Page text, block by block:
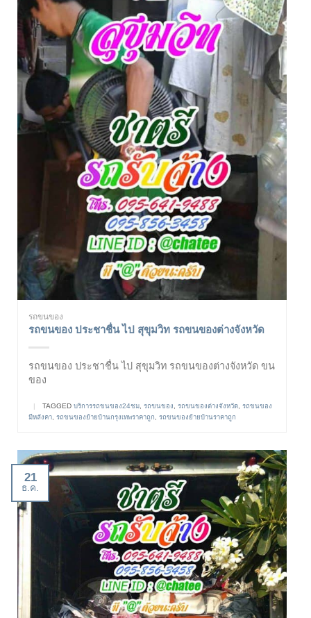
รถขนของ
รถขนของ ประชาชื่น ไป สุขุมวิท รถขนของต่างจังหวัด
รถขนของ ประชาชื่น ไป สุขุมวิท รถขนของต่างจังหวัด ขน
ของ
| TAGGED บริการรถขนของ24ชม รถขนของ รถขนของต่างจังหวัด รถขนของ
มีหลังคา รถขนของย้ายบ้านกรุงเทพราคาถูก รถขนของย้ายบ้านราคาถูก
21
ธ.ค.